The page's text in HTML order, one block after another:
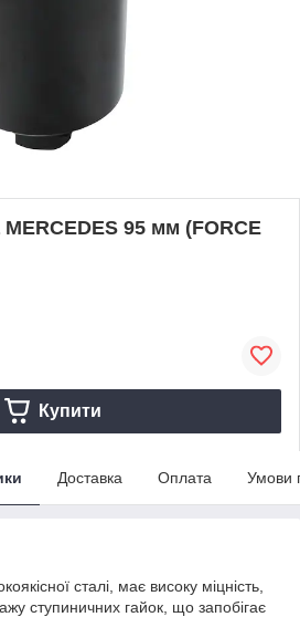
95 мм (FORCE
Купити
Доставка Оплата Умови
сталі, має високу міцність,
ступиничних гайок, що запобігає